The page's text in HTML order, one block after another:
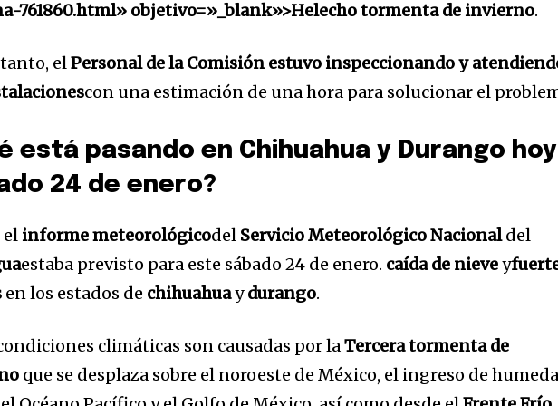
761860.html» objetivo=»_blank»>Helecho tormenta de invierno.
elPersonal de la Comisión estuvo inspeccionando y
con una estimación de una hora para solucionar el
está pasando en Chihuahua y Durango hoy
24 de enero?
el informe meteorológicodel Servicio Meteorológico Nacionaldel
estaba previsto para este sábado 24 de enero. caída de nievey
en los estados de chihuahuaydurango.
climáticas son causadas por laTercera tormenta de
que se desplaza sobre el noroeste de México, el ingreso de